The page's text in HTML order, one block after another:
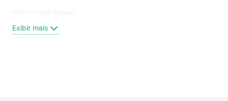
Edificio Santa Barbara
Exibir mais